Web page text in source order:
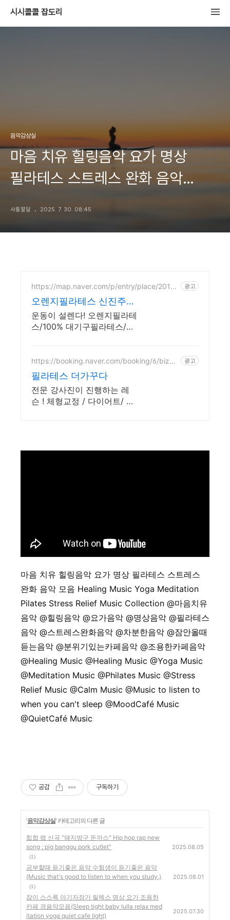
시시콜콜 잡도리
음악감상실
마음 치유 힐링음악 요가 명상
필라테스 스트레스 완화 음악
Pilates Stress Relief Music
사통팔달 2025. 7. 30. 08:45
https://map.naver.com/p/entry/place/2014
광고
오렌지필라테스 신진주점
8월 한정 3종 패키지 출시
운동이 설렌다! 오렌지필라테
스/100% 대기구필라테스/물
/ 프라이빗 개별 샤워실 / 무
료주차가능
https://booking.naver.com/booking/6/bize
광고
필라테스 더가꾸다
전문 강사진이 진행하는 레
슨 ! 체형교정 / 다이어트/ 재
마음 치유 힐링음악 요가 명상 필라테스 스트레스
완화 음악 모음 Healing Music Yoga Meditation
Pilates Stress Relief Music Collection @마음치유
음악 @힐링음악 @요가음악 @명상음악 @필라테스
음악 @스트레스완화음악 @차분한음악 @잠안올때
듣는음악 @분위기있는카페음악 @조용한카페음악
@Healing Music @Healing Music @Yoga Music
@Meditation Music @Philates Music @Stress
Relief Music @Calm Music @Music to listen to
when you can't sleep @MoodCafé Music
@QuietCafé Music
공감 구독하기
'음악감상실' 카테고리의 다른 글
힙합 랩 신곡 "돼지방구 돈까스" Hip hop rap new
song : pig banggu pork cutlet"
(1)
2025.08.05
공부할때 듣기좋은 음악 수험생이 듣기좋은 음악
(Music that's good to listen to when you study.)
(1)
2025.08.01
잠이 스스륵 아기자장가 릴렉스 명상 요가 조용한
카페 경음악모음(Sleep tight baby lulla relax med
itation yoga quiet cafe light)
2025.07.30